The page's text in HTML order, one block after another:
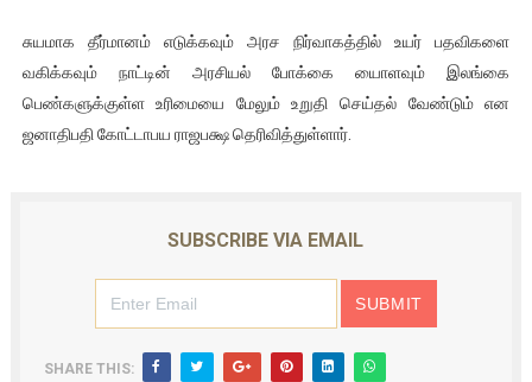
வலிமை தான் அஜித் திரைப்பயணத்திலே அதிக காலெக்ஷன் செய்த
சுயமாக தீர்மானம் எடுக்கவும் அரச நிர்வாகத்தில் உயர் பதவிகளை
வகிக்கவும் நாட்டின் அரசியல் போக்கை யைாளவும் இலங்கை
பெண்களுக்குள்ள உரிமையை மேலும் உறுதி செய்தல் வேண்டும் என
ஜனாதிபதி கோட்டாபய ராஜபக்ஷ தெரிவித்துள்ளார்.
SUBSCRIBE VIA EMAIL
SHARE THIS: